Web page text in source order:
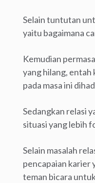
Selain tuntutan
yaitu bagaimana
Kemudian
yang hilang, entah
pada masa ini
Sedangkan relasi
situasi yang lebih
Selain masalah
pencapaian karier
teman bicara